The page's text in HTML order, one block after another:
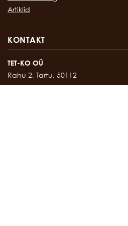
Artiklid
KONTAKT
TET-KO OÜ
Rahu 2, Tartu, 50112
Kontor:747 17 35